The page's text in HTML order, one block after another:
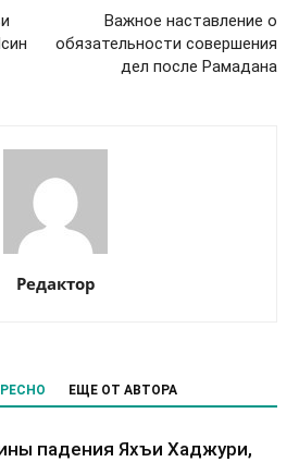
Важное наставление о
обязательности совершения
дел после Рамадана
Редактор
ЕЩЕ ОТ АВТОРА
падения Яхъи Хаджури,